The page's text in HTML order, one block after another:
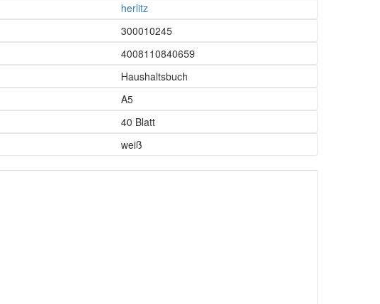
herlitz
300010245
4008110840659
Haushaltsbuch
A5
40 Blatt
weiß